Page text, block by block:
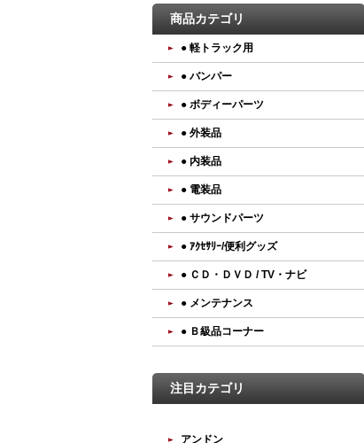
商品カテゴリ
● 軽トラック用
● バンパー
● ボディーパーツ
● 外装品
● 内装品
● 電装品
● サウンドパーツ
● ｱｸｾｻﾘｰ/便利グッズ
● ＣＤ・ＤＶＤ / TV・ナビ
● メンテナンス
● Ｂ級品コーナー
注目カテゴリ
アンドン